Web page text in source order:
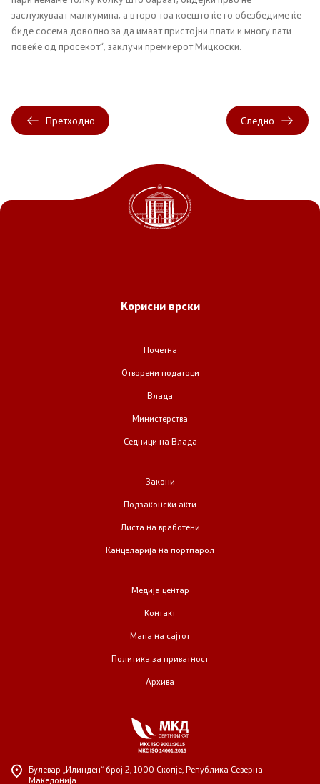
заслужуваат малкумина, а второ тоа коешто ќе го обезбедиме ќе
биде сосема доволно за да имаат пристојни плати и многу пати
повеќе од просекот“, заклучи премиерот Мицкоски.
Претходно Следно
Корисни врски
Почетна
Отворени податоци
Влада
Министерства
Седници на Влада
Закони
Подзаконски акти
Листа на вработени
Канцеларија на портпарол
Медија центар
Контакт
Мапа на сајтот
Политика за приватност
Архива
Булевар „Илинден“ број 2, 1000 Скопје, Република Северна
Македонија